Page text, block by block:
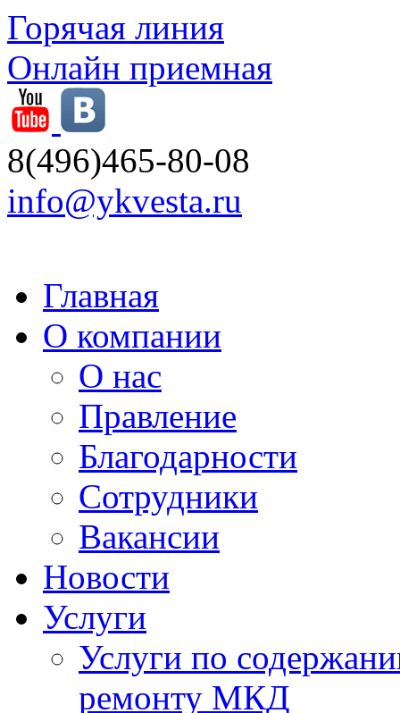
Горячая линия
Онлайн приемная
8(496)465-80-08
info@ykvesta.ru
Главная
О компании
О нас
Правление
Благодарности
Сотрудники
Вакансии
Новости
Услуги
Услуги по
ремонту МКД